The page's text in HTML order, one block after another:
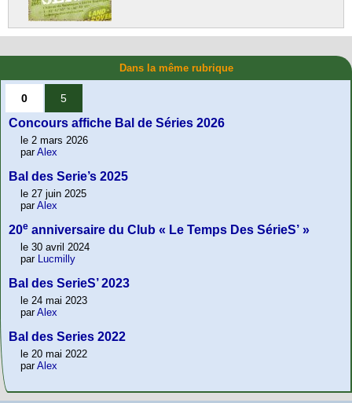
Dans la même rubrique
0 5
Concours affiche Bal de Séries 2026
le 2 mars 2026
parAlex
Bal des Serie’s 2025
le 27 juin 2025
parAlex
20e anniversaire du Club « Le Temps Des SérieS’ »
le 30 avril 2024
par Lucmilly
Bal des SerieS’ 2023
le 24 mai 2023
parAlex
Bal des Series 2022
le 20 mai 2022
parAlex